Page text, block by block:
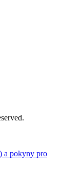
a pokyny pro